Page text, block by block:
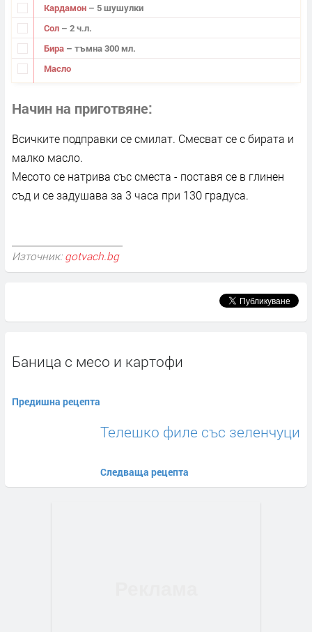
Кардамон – 5 шушулки
Сол – 2 ч.л.
Бира – тъмна 300 мл.
Масло
Начин на приготвяне
Всичките подправки се смилат. Смесват се с бирата и
малко масло.
Месото се натрива със сместа - поставя се в глинен
съд и се задушава за 3 часа при 130 градуса.
Източник: gotvach.bg
Баница с месо и картофи
Предишна рецепта
Телешко филе със зеленчуци
Следваща рецепта